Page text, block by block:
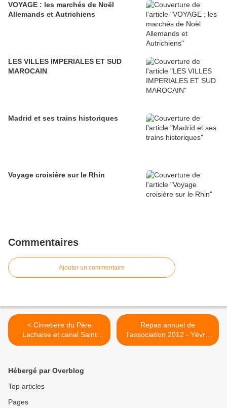
VOYAGE : les marchés de Noël
Allemands et Autrichiens
LES VILLES IMPERIALES ET SUD
MAROCAIN
Madrid et ses trains historiques
Voyage croisière sur le Rhin
Commentaires
Ajouter un commentaire
< Cimetière du Père
Lachaise et canal Saint
Martin
Repas annuel de
l'association 2012 - Yèvre
Le Châtel >
Hébergé par Overblog
Top articles
Pages